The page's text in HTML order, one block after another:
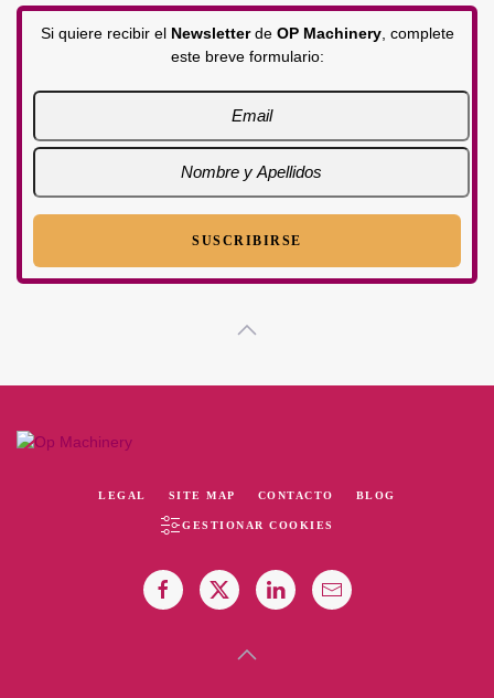
Si quiere recibir el Newsletterde OP Machinery, complete
este breve formulario:
LEGAL SITE MAP CONTACTO BLOG
GESTIONAR COOKIES